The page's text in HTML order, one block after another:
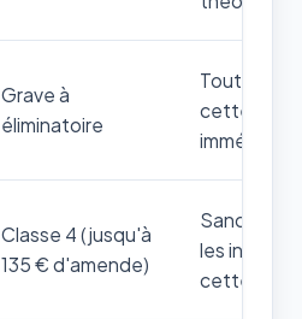
Grave à
éliminatoire
Toute
cette
Classe 4 (jusqu'à
135 € d'amende)
Sanction
les
cette